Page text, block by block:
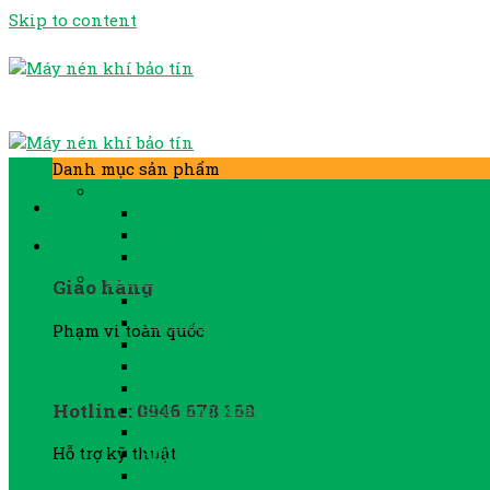
Skip to content
Giao hàng
Phạm vi toàn quốc
Hotline: 0946 678 168
Hỗ trợ kỹ thuật
Danh mục sản phẩm
PHỤ TÙNG MÁY NÉN KHÍ
Phụ tùng Atlascopco
Phụ tùng Fusheng
Phụ tùng Hanshin
Phụ tùng khác
Phụ tùng máy YEE